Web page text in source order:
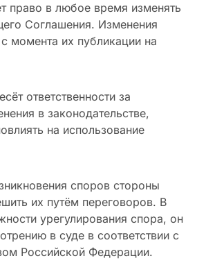
право в любое время изменять
Соглашения. Изменения
момента их публикации на
ответственности за
в законодательстве,
на использование
споров стороны
их путём переговоров. В
урегулирования спора, он
в суде в соответствии с
Российской Федерации.